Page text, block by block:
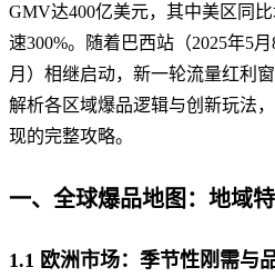
GMV达400亿美元，其中美区同
速300%。随着巴西站（2025年5
月）相继启动，新一轮流量红利
解析各区域爆品逻辑与创新玩法
现的完整攻略。
一、全球爆品地图：地域
1.1 欧洲市场：季节性刚需与